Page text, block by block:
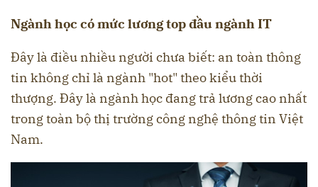
Ngành học có mức lương top đầu ngành IT
Đây là điều nhiều người chưa biết: an toàn thông
tin không chỉ là ngành "hot" theo kiểu thời
thượng. Đây là ngành học đang trả lương cao nhất
trong toàn bộ thị trường công nghệ thông tin Việt
Nam.